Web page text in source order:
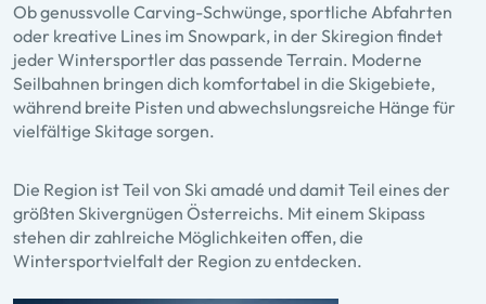
Ob genussvolle Carving-Schwünge, sportliche Abfahrten
oder kreative Lines im Snowpark, in der Skiregion findet
jeder Wintersportler das passende Terrain. Moderne
Seilbahnen bringen dich komfortabel in die Skigebiete,
während breite Pisten und abwechslungsreiche Hänge für
vielfältige Skitage sorgen.
Die Region ist Teil von Ski amadé und damit Teil eines der
größten Skivergnügen Österreichs. Mit einem Skipass
stehen dir zahlreiche Möglichkeiten offen, die
Wintersportvielfalt der Region zu entdecken.